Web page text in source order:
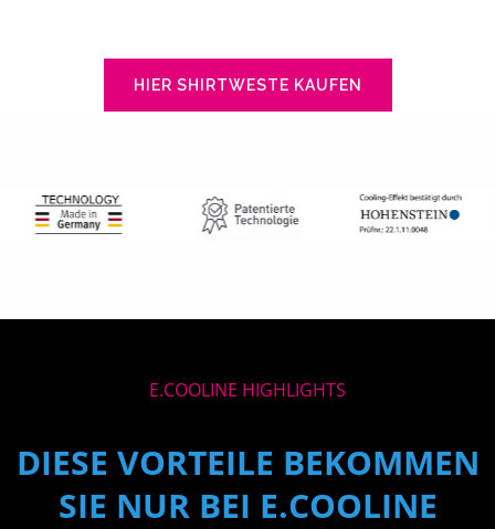
HIER SHIRTWESTE KAUFEN
E.COOLINE HIGHLIGHTS
DIESE VORTEILE BEKOMMEN
SIE NUR BEI E.COOLINE